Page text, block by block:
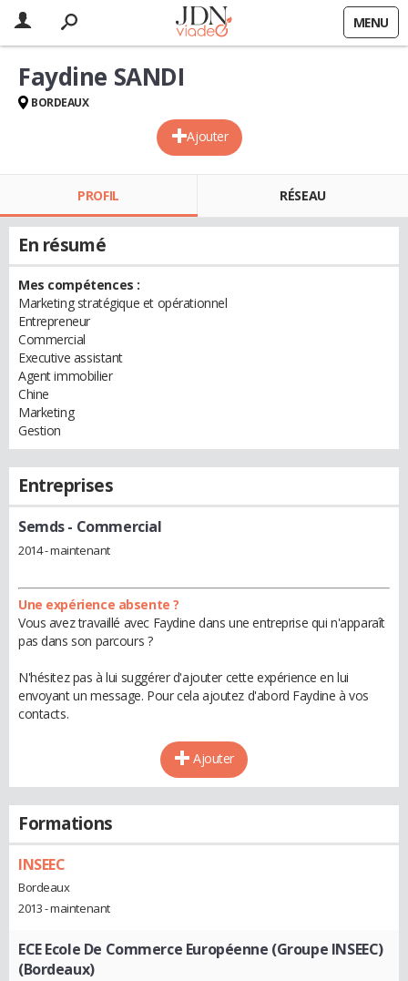
MENU
Ajouter
Faydine SANDI
BORDEAUX
PROFIL RÉSEAU
En résumé
Mes compétences :
Marketing stratégique et opérationnel
Entrepreneur
Commercial
Executive assistant
Agent immobilier
Chine
Marketing
Gestion
Entreprises
Semds- Commercial
2014 - maintenant
Une expérience absente ?
Vous avez travaillé avec Faydine dans une entreprise qui n'apparaît
pas dans son parcours ?
N'hésitez pas à lui suggérer d'ajouter cette expérience en lui
envoyant un message. Pour cela ajoutez d'abord Faydine à vos
contacts.
Ajouter
Formations
INSEEC
Bordeaux
2013 - maintenant
ECE Ecole De Commerce Européenne (Groupe INSEEC)
(Bordeaux)